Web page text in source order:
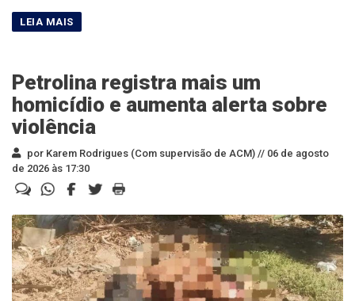
Petrolina registra mais um
homicídio e aumenta alerta sobre
violência
por Karem Rodrigues (Com supervisão de ACM) // 06 de agosto
de 2026 às 17:30